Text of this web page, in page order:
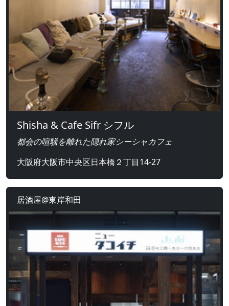
Shisha & Cafe Sifr シフル
都会の喧騒を離れた隠れ家シーシャカフェ
大阪府大阪市中央区日本橋２丁目14-27
居酒屋@東岸和田